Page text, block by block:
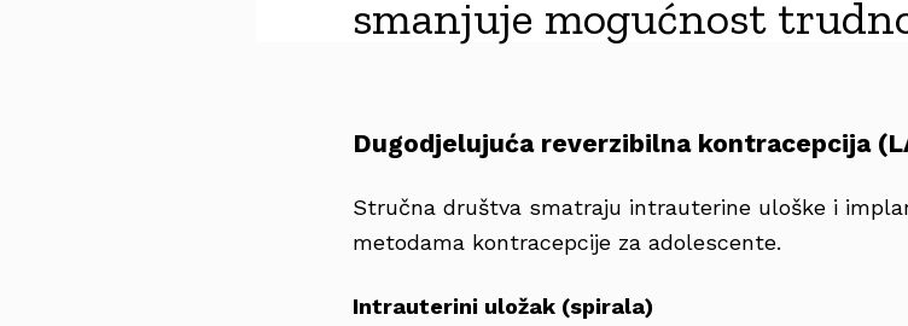
smanjuje mogućnost
Dugodjelujuća reverzibilna kontracepcija
Stručna društva smatraju intrauterine uloške i
metodama kontracepcije za adolescente.
Intrauterini uložak (spirala)